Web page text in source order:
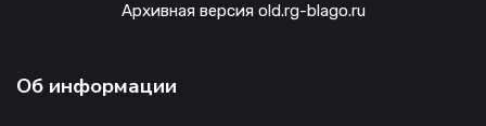
Архивная версия old.rg-blago.ru
Об информации